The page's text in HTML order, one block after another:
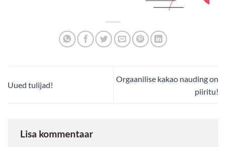
Uued tulijad!
Orgaanilise kakao nauding on
piiritu!
Lisa kommentaar